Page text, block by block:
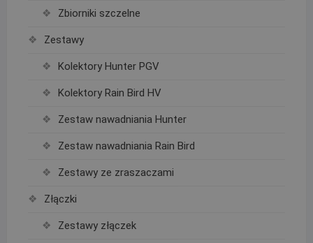
Zbiorniki szczelne
Zestawy
Kolektory Hunter PGV
Kolektory Rain Bird HV
Zestaw nawadniania Hunter
Zestaw nawadniania Rain Bird
Zestawy ze zraszaczami
Złączki
Zestawy złączek